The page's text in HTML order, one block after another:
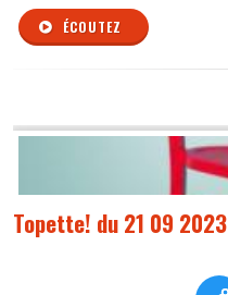
ÉCOUTEZ
Topette! du 21 09 2023